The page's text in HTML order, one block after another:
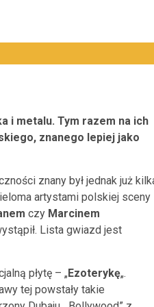
i metalu. Tym razem na ich
znanego lepiej jako
znany był jednak już
artystami polskiej sceny
czy Marcinem
Lista gwiazd jest
płytę – „Ezoterykę„.
tej powstały takie